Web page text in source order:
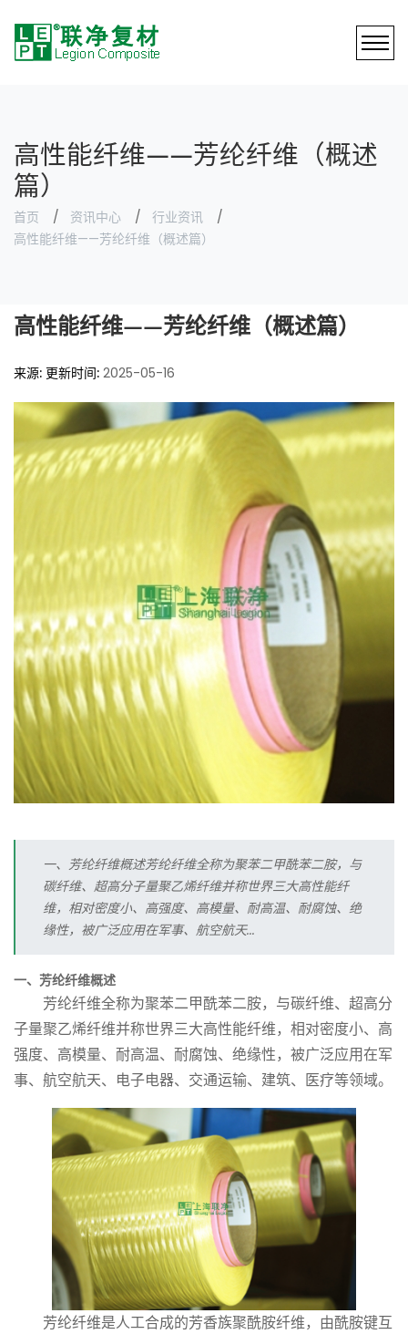
高性能纤维——芳纶纤维（概述
篇）
首页 资讯中心
行业资讯
高性能纤维——芳纶纤维（概述篇）
高性能纤维——芳纶纤维（概述篇）
来源: 更新时间: 2025-05-16
一、芳纶纤维概述芳纶纤维全称为聚苯二甲酰苯二胺，与
碳纤维、超高分子量聚乙烯纤维并称世界三大高性能纤
维，相对密度小、高强度、高模量、耐高温、耐腐蚀、绝
缘性，被广泛应用在军事、航空航天...
一、芳纶纤维概述
芳纶纤维全称为聚苯二甲酰苯二胺，与碳纤维、超高分
子量聚乙烯纤维并称世界三大高性能纤维，相对密度小、高
强度、高模量、耐高温、耐腐蚀、绝缘性，被广泛应用在军
事、航空航天、电子电器、交通运输、建筑、医疗等领域。
芳纶纤维是人工合成的芳香族聚酰胺纤维，由酰胺键互